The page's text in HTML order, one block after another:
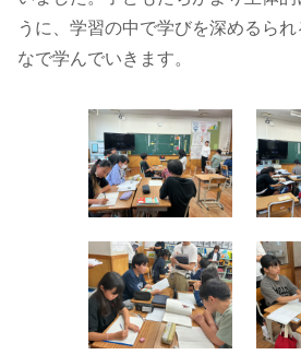
うに、学習の中で学びを深めるら
なで学んでいきます。